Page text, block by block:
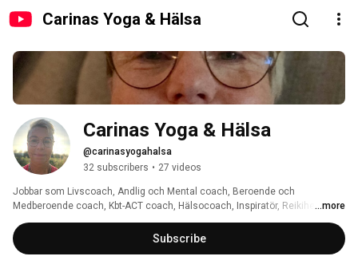
Carinas Yoga & Hälsa
Carinas Yoga & Hälsa
@carinasyogahalsa
32 subscribers • 27 videos
Jobbar som Livscoach, Andlig och Mental coach, Beroende och
Medberoende coach, Kbt-ACT coach, Hälsocoach, Inspiratör, Reikihealer,
Bodycode Emotioncode och Beliefcode utövare, Yinyoga instruktör och
marknadsför och säljer egenvårds och friskvårdsprodukter. ( Foreverliving,
Holistic & Lifewave)
...more
Subscribe